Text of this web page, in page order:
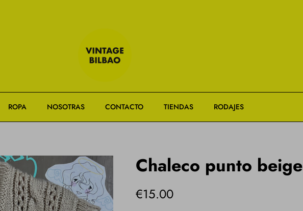
ROPA NOSOTRAS CONTACTO TIENDAS RODAJES
Chaleco punto beige
€15.00